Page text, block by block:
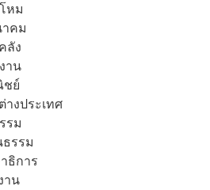
หม
คม
ลัง
าน
ชย์
างประเทศ
รม
รรม
ธิการ
าน